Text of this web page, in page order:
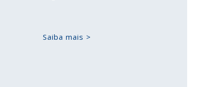
Saiba mais >